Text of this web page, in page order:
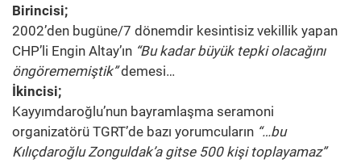
Birincisi;
2002’den bugüne/7 dönemdir kesintisiz vekillik yapan
CHP’li Engin Altay’ın “Bu kadar büyük tepki olacağını
öngörememiştik”demesi…
İkincisi;
Kayyımdaroğlu’nun bayramlaşma seramoni
organizatörü TGRT’de bazı yorumcuların “…bu
Kılıçdaroğlu Zonguldak’a gitse 500 kişi toplayamaz”